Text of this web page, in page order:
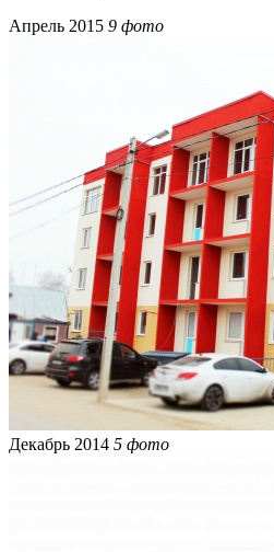
Апрель 2015 9 фото
Декабрь 2014 5 фото